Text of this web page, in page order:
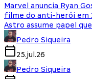
Marvel anuncia Ryan
filme do anti-herói em
Astro assume papel
Pedro Siqueira
25.jul.26
Pedro Siqueira